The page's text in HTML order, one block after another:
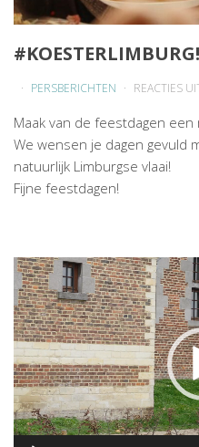
#KOESTERLIMBURG!
PERSBERICHTEN REACTIES
Maak van de feestdagen een
We wensen je dagen gevuld
natuurlijk Limburgse vlaai!
Fijne feestdagen!
Videospeler